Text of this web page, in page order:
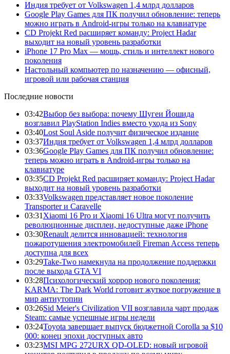
Индия требует от Volkswagen 1,4 млрд долларов
Google Play Games для ПК получил обновление: теперь
можно играть в Android-игры только на клавиатуре
CD Projekt Red расширяет команду: Project Hadar
выходит на новый уровень разработки
iPhone 17 Pro Max — мощь, стиль и интеллект нового
поколения
Настольный компьютер по назначению — офисный,
игровой или рабочая станция
Последние новости
03:42Выбор без выбора: почему Шугеи Йошида
возглавил PlayStation Indies вместо ухода из Sony
03:40Lost Soul Aside получит физическое издание
03:37Индия требует от Volkswagen 1,4 млрд долларов
03:36Google Play Games для ПК получил обновление:
теперь можно играть в Android-игры только на
клавиатуре
03:35CD Projekt Red расширяет команду: Project Hadar
выходит на новый уровень разработки
03:33Volkswagen представляет новое поколение
Transporter и Caravelle
03:31 Xiaomi 16 Pro и Xiaomi 16 Ultra могут получить
революционные дисплеи, недоступные даже iPhone
03:30Renault делится инновацией: технология
пожаротушения электромобилей Fireman Access теперь
доступна для всех
03:29Take-Two намекнула на продолжение поддержки
после выхода GTA VI
03:28Психологический хоррор нового поколения:
KARMA: The Dark World готовит жуткое погружение в
мир антиутопии
03:26Sid Meier's Civilization VII возглавила чарт продаж
Steam: самые успешные игры недели
03:24Toyota завершает выпуск бюджетной Corolla за $10
000: конец эпохи доступных авто
03:23MSI MPG 272URX QD-OLED: новый игровой